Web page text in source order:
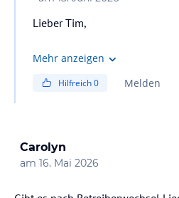
Lieber Tim,
vielen Dank für Ihre Anfrage.
Die für diese
stehen unseren Gästen bereits
einer zusätzlichen
Mehr anzeigen
Hilfreich0 Melden
Carolyn
am 16. Mai 2026